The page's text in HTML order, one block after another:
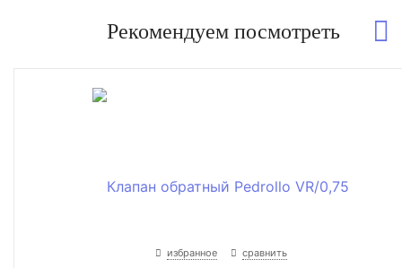
Рекомендуем посмотреть
избранное сравнить